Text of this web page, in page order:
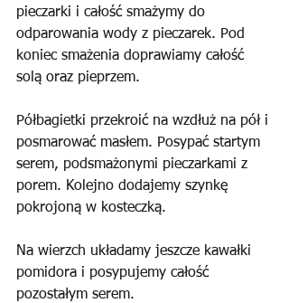
pieczarki i całość smażymy do
odparowania wody z pieczarek. Pod
koniec smażenia doprawiamy całość
solą oraz pieprzem.
Półbagietki przekroić na wzdłuż na pół i
posmarować masłem. Posypać startym
serem, podsmażonymi pieczarkami z
porem. Kolejno dodajemy szynkę
pokrojoną w kosteczką.
Na wierzch układamy jeszcze kawałki
pomidora i posypujemy całość
pozostałym serem.